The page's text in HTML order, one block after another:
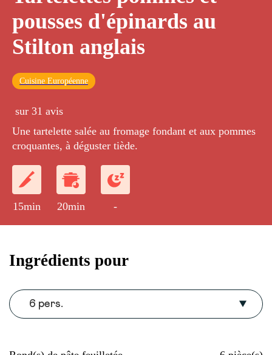
pousses d'épinards au
Stilton anglais
Cuisine Européenne
sur 31 avis
Une tartelette salée au fromage fondant et aux pommes
croquantes, à déguster tiède.
15min 20min -
Ingrédients pour
6 pers.